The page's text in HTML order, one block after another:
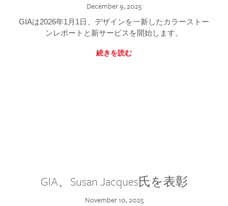
December 9, 2025
GIAは2026年1月1日、デザインを一新したカラーストー
ンレポートと新サービスを開始します。
続きを読む
GIA、Susan Jacques氏を表彰
November 10, 2025